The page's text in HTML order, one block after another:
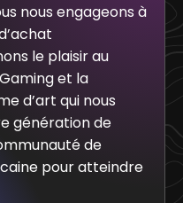
nous engageons à
le plaisir au
et la
d’art qui nous
génération de
de
pour atteindre